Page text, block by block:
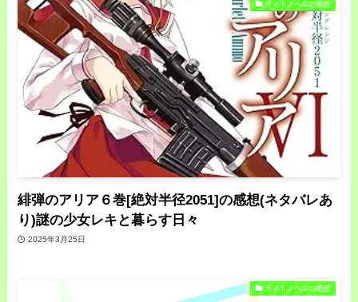
ライトノベルの感想
緋弾のアリア６巻[絶対半径2051]の感想(ネタバレあ
り)謎の少女レキと暮らす日々
2025年3月25日
ライトノベルの感想